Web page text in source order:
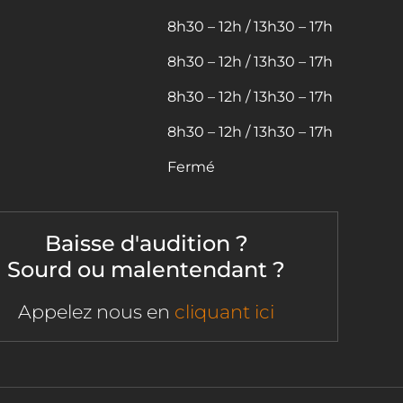
8h30 – 12h / 13h30 – 17h
8h30 – 12h / 13h30 – 17h
8h30 – 12h / 13h30 – 17h
8h30 – 12h / 13h30 – 17h
Fermé
Baisse d'audition ?
Sourd ou malentendant ?
Appelez nous en cliquant ici